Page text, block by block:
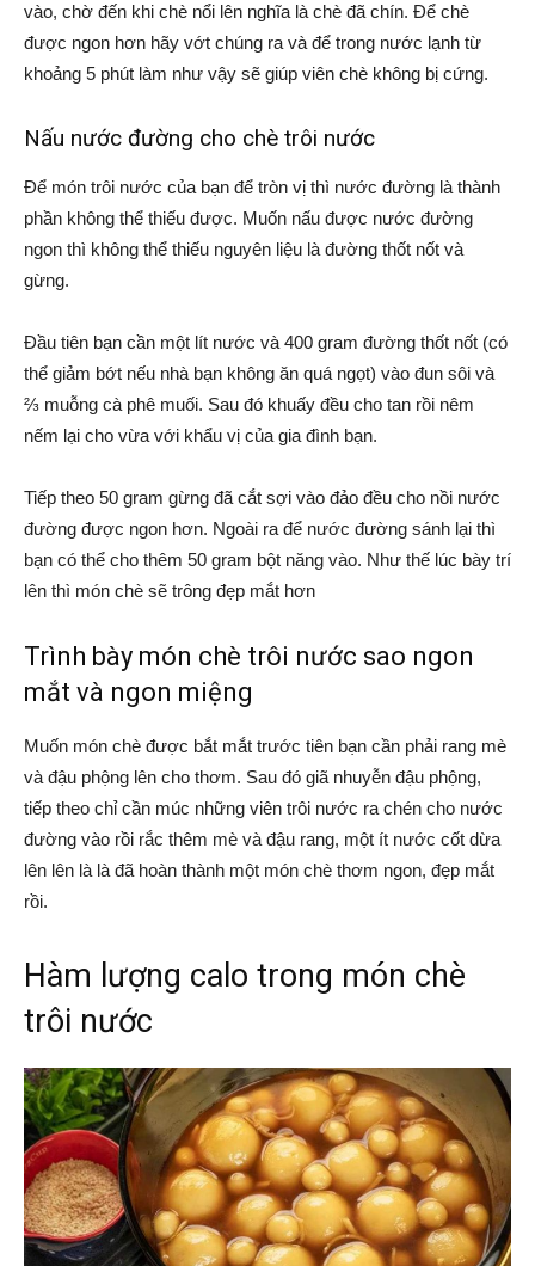
vào, chờ đến khi chè nổi lên nghĩa là chè đã chín. Để chè
được ngon hơn hãy vớt chúng ra và để trong nước lạnh từ
khoảng 5 phút làm như vậy sẽ giúp viên chè không bị cứng.
Nấu nước đường cho chè trôi nước
Để món trôi nước của bạn để tròn vị thì nước đường là thành
phần không thể thiếu được. Muốn nấu được nước đường
ngon thì không thể thiếu nguyên liệu là đường thốt nốt và
gừng.
Đầu tiên bạn cần một lít nước và 400 gram đường thốt nốt (có
thể giảm bớt nếu nhà bạn không ăn quá ngọt) vào đun sôi và
⅔ muỗng cà phê muối. Sau đó khuấy đều cho tan rồi nêm
nếm lại cho vừa với khẩu vị của gia đình bạn.
Tiếp theo 50 gram gừng đã cắt sợi vào đảo đều cho nồi nước
đường được ngon hơn. Ngoài ra để nước đường sánh lại thì
bạn có thể cho thêm 50 gram bột năng vào. Như thế lúc bày trí
lên thì món chè sẽ trông đẹp mắt hơn
Trình bày món chè trôi nước sao ngon
mắt và ngon miệng
Muốn món chè được bắt mắt trước tiên bạn cần phải rang mè
và đậu phộng lên cho thơm. Sau đó giã nhuyễn đậu phộng,
tiếp theo chỉ cần múc những viên trôi nước ra chén cho nước
đường vào rồi rắc thêm mè và đậu rang, một ít nước cốt dừa
lên lên là là đã hoàn thành một món chè thơm ngon, đẹp mắt
rồi.
Hàm lượng calo trong món chè
trôi nước